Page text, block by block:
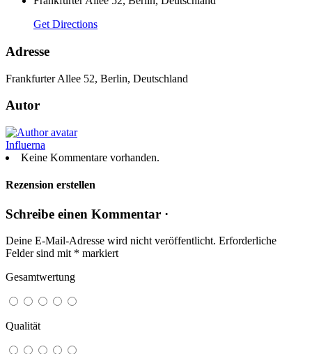
Get Directions
Adresse
Frankfurter Allee 52, Berlin, Deutschland
Autor
Influerna
Keine Kommentare vorhanden.
Rezension erstellen
Schreibe einen Kommentar ·
Deine E-Mail-Adresse wird nicht veröffentlicht. Erforderliche
Felder sind mit * markiert
Gesamtwertung
Qualität